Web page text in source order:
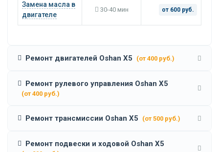
Замена масла в
двигателе
30-40 мин от 600 руб.
Ремонт двигателей Oshan X5 (от 400 руб.)
Ремонт рулевого управления Oshan X5
(от 400 руб.)
Ремонт трансмиссии Oshan X5 (от 500 руб.)
Ремонт подвески и ходовой Oshan X5